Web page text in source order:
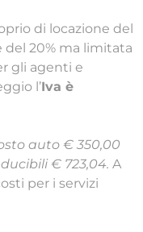
di locazione del
del 20% ma limitata
gli agenti e
l’Iva è
auto € 350,00
€ 723,04. A
per i servizi